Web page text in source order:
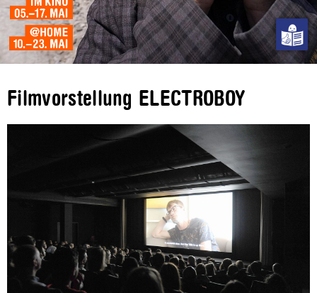
Filmvorstellung ELECTROBOY